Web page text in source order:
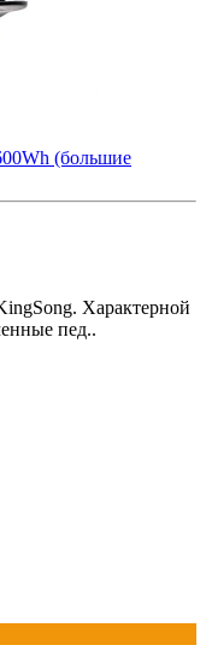
(большие
Характерной
пед..